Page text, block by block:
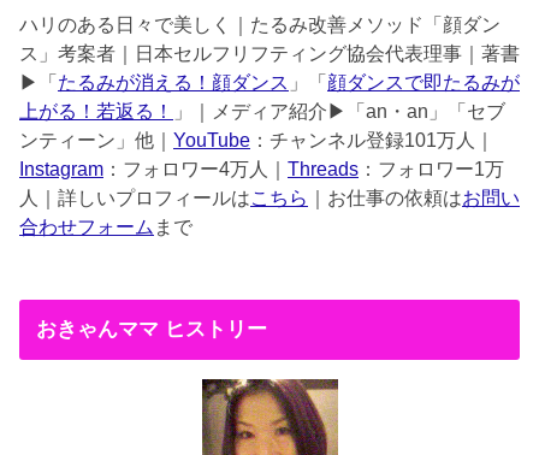
ハリのある日々で美しく｜たるみ改善メソッド「顔ダン
ス」考案者｜日本セルフリフティング協会代表理事｜著書
▶︎「 たるみが消える！顔ダンス 」「 顔ダンスで即たるみが
上がる！若返る！
」｜メディア紹介▶︎「an・an」「セブ
ンティーン」他｜ YouTube ：チャンネル登録101万人｜
Instagram ：フォロワー4万人｜ Threads ：フォロワー1万
人｜詳しいプロフィールはこちら ｜お仕事の依頼はお問い
合わせフォーム まで
おきゃんママ ヒストリー